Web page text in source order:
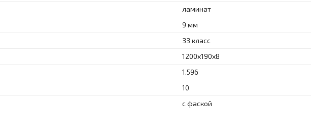
ламинат
9 мм
33 класс
1200x190x8
1.596
10
с фаской